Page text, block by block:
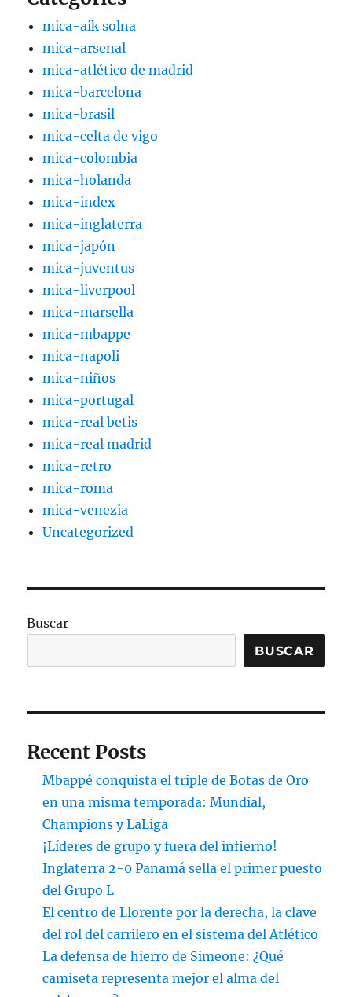
mica-aik solna
mica-arsenal
mica-atlético de madrid
mica-barcelona
mica-brasil
mica-celta de vigo
mica-colombia
mica-holanda
mica-index
mica-inglaterra
mica-japón
mica-juventus
mica-liverpool
mica-marsella
mica-mbappe
mica-napoli
mica-niños
mica-portugal
mica-real betis
mica-real madrid
mica-retro
mica-roma
mica-venezia
Uncategorized
Buscar
BUSCAR
Recent Posts
Mbappé conquista el triple de Botas de Oro
en una misma temporada: Mundial,
Champions y LaLiga
¡Líderes de grupo y fuera del infierno!
Inglaterra 2-0 Panamá sella el primer puesto
del Grupo L
El centro de Llorente por la derecha, la clave
del rol del carrilero en el sistema del Atlético
La defensa de hierro de Simeone: ¿Qué
camiseta representa mejor el alma del